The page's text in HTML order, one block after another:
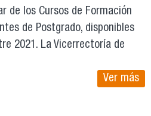
de los Cursos de Formación
de Postgrado, disponibles
2021. La Vicerrectoría de
Ver más